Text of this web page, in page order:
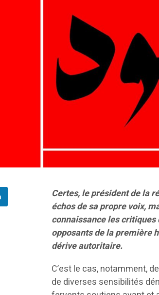
Certes, le président de la
échos de sa propre voix,
connaissance les
opposants de la première
dérive autoritaire.
C’est le cas, notamment,
de diverses sensibilités